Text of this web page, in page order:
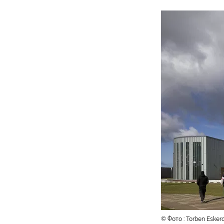
© Фото : Torben